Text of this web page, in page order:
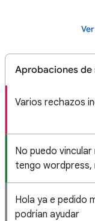
Aprobaciones de
Varios rechazos
No puedo
tengo
Hola ya e pedido
podrían ayudar